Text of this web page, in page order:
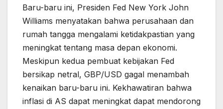
Baru-baru ini, Presiden Fed New York John
Williams menyatakan bahwa perusahaan dan
rumah tangga mengalami ketidakpastian yang
meningkat tentang masa depan ekonomi.
Meskipun kedua pembuat kebijakan Fed
bersikap netral, GBP/USD gagal menambah
kenaikan baru-baru ini. Kekhawatiran bahwa
inflasi di AS dapat meningkat dapat mendorong